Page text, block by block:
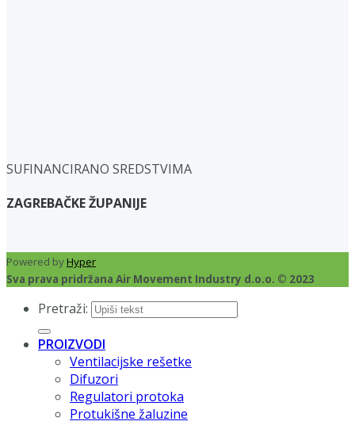
SUFINANCIRANO SREDSTVIMA
ZAGREBAČKE ŽUPANIJE
Powered byHyper
Sva prava pridržana Air Movement Industry d.o.o. © 2023
Pretraži:
PROIZVODI
Ventilacijske rešetke
Difuzori
Regulatori protoka
Protukišne žaluzine